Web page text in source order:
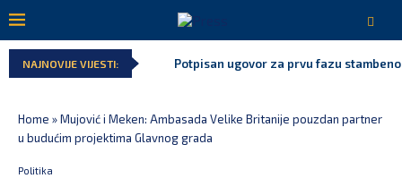
NAJNOVIJE VIJESTI: Potpisan ugovor za prvu fazu
Home »Mujović i Meken: Ambasada Velike Britanije pouzdan partner
u budućim projektima Glavnog grada
Politika